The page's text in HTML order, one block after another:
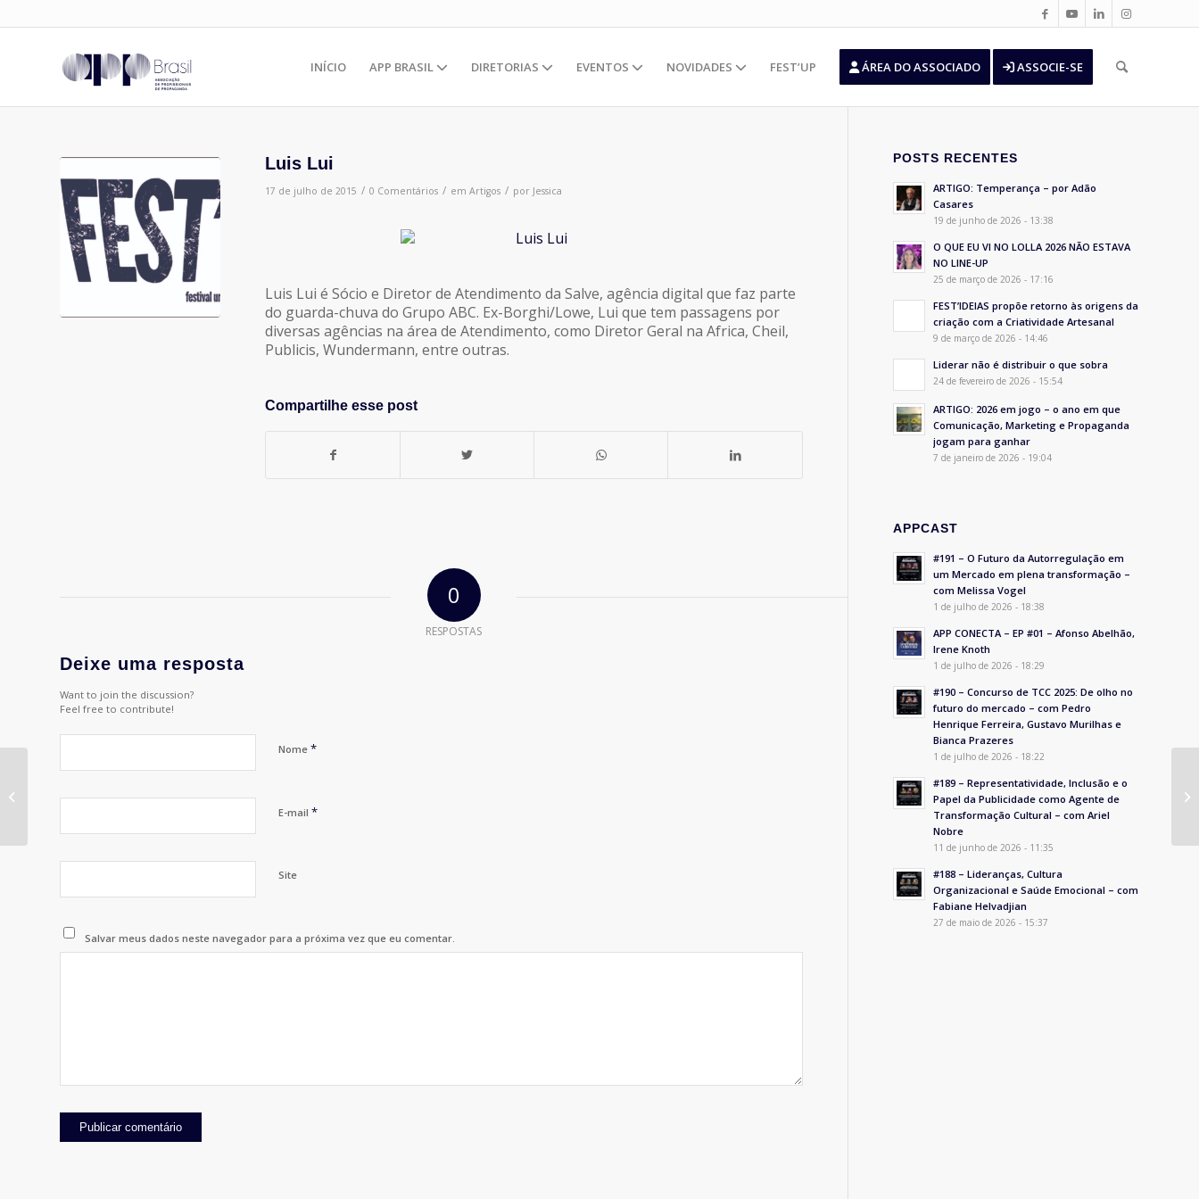
INÍCIO APP BRASIL DIRETORIAS EVENTOS NOVIDADES FEST’UP ÁREA DO ASSOCIADO ASSOCIE-SE
Luis Lui
17 de julho de 2015 / 0 Comentários / em Artigos / por Jessica
Luis Lui é Sócio e Diretor de Atendimento da Salve, agência digital que faz parte
do guarda-chuva do Grupo ABC. Ex-Borghi/Lowe, Lui que tem passagens por
diversas agências na área de Atendimento, como Diretor Geral na Africa, Cheil,
Publicis, Wundermann, entre outras.
Compartilhe esse post
0
RESPOSTAS
Deixe uma resposta
Want to join the discussion?
Feel free to contribute!
Nome *
E-mail *
Site
Salvar meus dados neste navegador para a próxima vez que eu comentar.
POSTS RECENTES
ARTIGO: Temperança – por Adão
Casares
19 de junho de 2026 - 13:38
O QUE EU VI NO LOLLA 2026 NÃO ESTAVA
NO LINE-UP
25 de março de 2026 - 17:16
FEST’IDEIAS propõe retorno às origens da
criação com a Criatividade Artesanal
9 de março de 2026 - 14:46
Liderar não é distribuir o que sobra
24 de fevereiro de 2026 - 15:54
ARTIGO: 2026 em jogo – o ano em que
Comunicação, Marketing e Propaganda
jogam para ganhar
7 de janeiro de 2026 - 19:04
APPCAST
#191 – O Futuro da Autorregulação em
um Mercado em plena transformação –
com Melissa Vogel
1 de julho de 2026 - 18:38
APP CONECTA – EP #01 – Afonso Abelhão,
Irene Knoth
1 de julho de 2026 - 18:29
#190 – Concurso de TCC 2025: De olho no
futuro do mercado – com Pedro
Henrique Ferreira, Gustavo Murilhas e
Bianca Prazeres
1 de julho de 2026 - 18:22
#189 – Representatividade, Inclusão e o
Papel da Publicidade como Agente de
Transformação Cultural – com Ariel
Nobre
11 de junho de 2026 - 11:35
#188 – Lideranças, Cultura
Organizacional e Saúde Emocional – com
Fabiane Helvadjian
27 de maio de 2026 - 15:37
Joanna Monteiro